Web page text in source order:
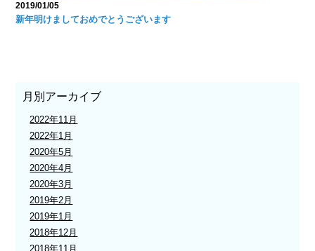
2019/01/05
新年明けましておめでとうございます
月別アーカイブ
2022年11月
2022年1月
2020年5月
2020年4月
2020年3月
2019年2月
2019年1月
2018年12月
2018年11月